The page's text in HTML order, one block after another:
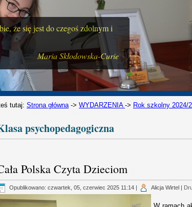
że się jest do czegoś zdolnym i
Maria Skłodowska-Curie
tutaj: Strona główna-> WYDARZENIA -> Rok szkolny 2024/
psychopedagogiczna
Polska Czyta Dzieciom
Opublikowano: czwartek, 05, czerwiec 2025 11:14 | Alicja Wirtel |